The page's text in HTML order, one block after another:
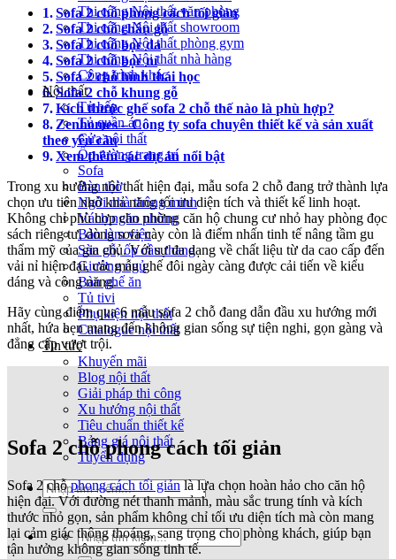
Thi công Nội thất văn phòng
Thi công Nội thất showroom
Thi công Nội thất phòng gym
Thi công Nội thất nhà hàng
Công trình khác
Nội thất
Tủ bếp
Tủ quần áo
Cửa nội thất
Ốp tường trang trí
Sofa
Bàn thờ
Ngôi nhà thông minh
Vách ngăn phòng
Bàn làm việc
Sàn gỗ, ốp cầu thang
Giường ngủ
Bàn ghế ăn
Tủ tivi
Phụ kiện nội thất
Catalogue nội thất
Tin tức
Khuyến mãi
Blog nội thất
Giải pháp thi công
Xu hướng nội thất
Tiêu chuẩn thiết kế
Bảng giá nội thất
Tuyển dụng
Tìm
kiếm:
Tìm
kiếm:
Sofa 2 chỗ phong cách tối giản
Sofa 2 chỗ chân gỗ
Sofa 2 chỗ bọc da
Sofa 2 chỗ bọc nỉ
Sofa 2 chỗ hình thái học
Sofa 2 chỗ khung gỗ
Kích thước ghế sofa 2 chỗ thế nào là phù hợp?
Zenhomes – Công ty sofa chuyên thiết kế và sản xuất
theo yêu cầu
Xem thêm các dự án nổi bật
Trong xu hướng nội thất hiện đại, mẫu sofa 2 chỗ đang trở thành lựa
chọn ưu tiên nhờ khả năng tối ưu diện tích và thiết kế linh hoạt.
Không chỉ phù hợp cho những căn hộ chung cư nhỏ hay phòng đọc
sách riêng tư, dòng sofa này còn là điểm nhấn tinh tế nâng tầm gu
thẩm mỹ của gia chủ. Với sự đa dạng về chất liệu từ da cao cấp đến
vải nỉ hiện đại, các mẫu ghế đôi ngày càng được cải tiến về kiểu
dáng và công năng.
Hãy cùng điểm qua 6 mẫu sofa 2 chỗ đang dẫn đầu xu hướng mới
nhất, hứa hẹn mang đến không gian sống sự tiện nghi, gọn gàng và
đẳng cấp vượt trội.
Sofa 2 chỗ phong cách tối giản
Sofa 2 chỗphong cách tối giảnlà lựa chọn hoàn hảo cho căn hộ
hiện đại. Với đường nét thanh mảnh, màu sắc trung tính và kích
thước nhỏ gọn, sản phẩm không chỉ tối ưu diện tích mà còn mang
lại cảm giác thông thoáng, sang trọng cho phòng khách, giúp bạn
tận hưởng không gian sống tinh tế.